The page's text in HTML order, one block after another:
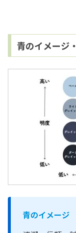
青のイメージ
青のイメージ